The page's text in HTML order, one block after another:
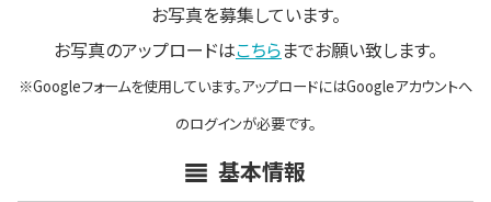
お写真を募集しています。
お写真のアップロードはこちらまでお願い致します。
※Googleフォームを使用しています。アップロードにはGoogleアカウントへ
のログインが必要です。
基本情報